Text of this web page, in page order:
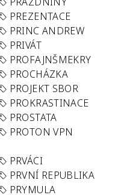
PREZENTACE
PRINC ANDREW
PRIVÁT
PROFAJNŠMEKRY
PROCHÁZKA
PROJEKT SBOR
PROKRASTINACE
PROSTATA
PROTON VPN
PRVÁCI
PRVNÍ REPUBLIKA
PRYMULA